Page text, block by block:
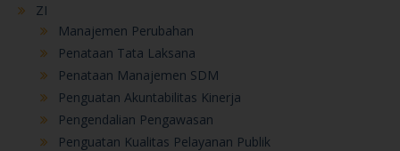
ZI
Manajemen Perubahan
Penataan Tata Laksana
Penataan Manajemen SDM
Penguatan Akuntabilitas Kinerja
Pengendalian Pengawasan
Penguatan Kualitas Pelayanan Publik